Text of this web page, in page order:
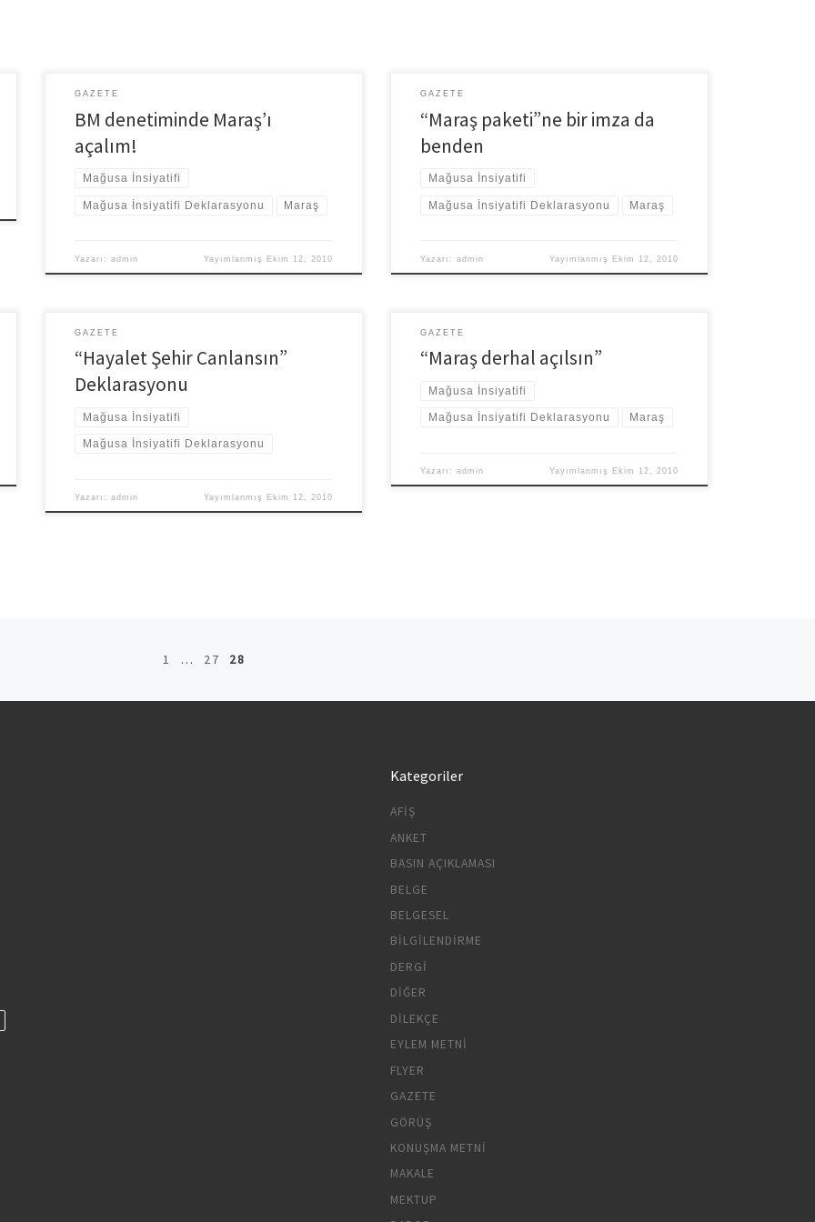
GAZETE
BM denetiminde Maraş’ı
açalım!
Mağusa İnsiyatifi
Mağusa İnsiyatifi Deklarasyonu Maraş
Yazarı:admin Yayımlanmış Ekim 12, 2010
GAZETE
“Maraş paketi”ne bir imza da
benden
Mağusa İnsiyatifi
Mağusa İnsiyatifi Deklarasyonu Maraş
Yazarı:admin Yayımlanmış Ekim 12, 2010
GAZETE
“Hayalet Şehir Canlansın”
Deklarasyonu
Mağusa İnsiyatifi
Mağusa İnsiyatifi Deklarasyonu
Yazarı:admin Yayımlanmış Ekim 12, 2010
GAZETE
“Maraş derhal açılsın”
Mağusa İnsiyatifi
Mağusa İnsiyatifi Deklarasyonu Maraş
Yazarı:admin Yayımlanmış Ekim 12, 2010
1 … 27 28
Kategoriler
AFIŞ
ANKET
BASIN AÇIKLAMASI
BELGE
BELGESEL
BILGILENDIRME
DERGI
DIĞER
DILEKÇE
EYLEM METNI
FLYER
GAZETE
GÖRÜŞ
KONUŞMA METNI
MAKALE
MEKTUP